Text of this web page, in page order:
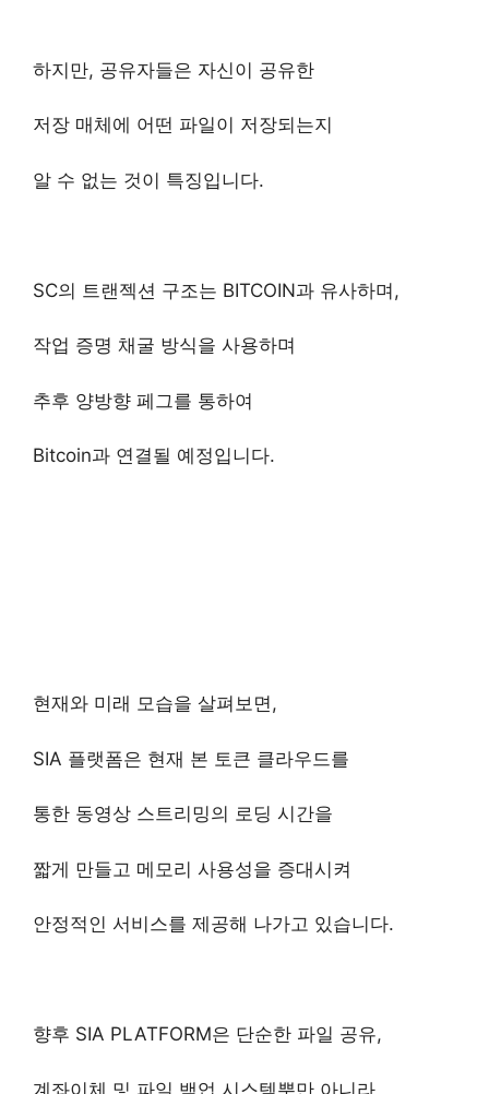
하지만, 공유자들은 자신이 공유한
저장 매체에 어떤 파일이 저장되는지
알 수 없는 것이 특징입니다.
SC의 트랜젝션 구조는 BITCOIN과 유사하며,
작업 증명 채굴 방식을 사용하며
추후 양방향 페그를 통하여
Bitcoin과 연결될 예정입니다.
현재와 미래 모습을 살펴보면,
SIA 플랫폼은 현재 본 토큰 클라우드를
통한 동영상 스트리밍의 로딩 시간을
짧게 만들고 메모리 사용성을 증대시켜
안정적인 서비스를 제공해 나가고 있습니다.
향후 SIA PLATFORM은 단순한 파일 공유,
계좌이체 및 파일 백업 시스템뿐만 아니라,